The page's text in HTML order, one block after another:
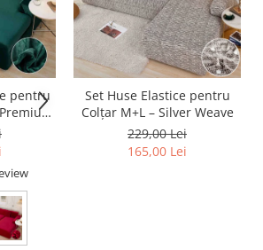
pentru
Set Huse Elastice pentru
Colțar M+L – Silver Weave
229,00 Lei
165,00 Lei